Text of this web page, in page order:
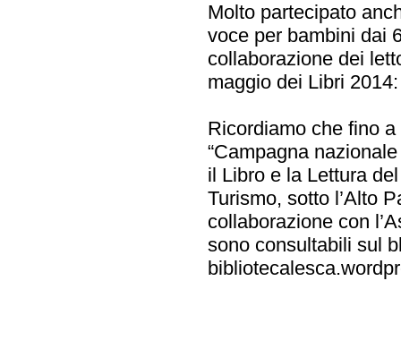
Molto partecipato
voce per bambini dai
collaborazione dei
maggio dei Libri
Ricordiamo che fino
“Campagna
il Libro e la Lettura
Turismo, sotto l’Alto
collaborazione con
sono consultabili sul